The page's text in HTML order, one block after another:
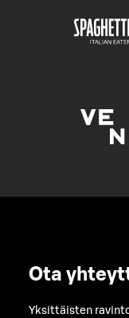
Ota
Yksittäisten